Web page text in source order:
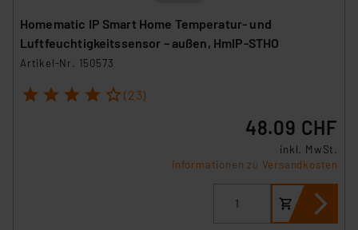
Homematic IP Smart Home Temperatur- und
Luftfeuchtigkeitssensor – außen, HmIP-STHO
Artikel-Nr. 150573
1 2 3 4 5 (23)
48.09 CHF
inkl. MwSt.
Informationen zu Versandkosten